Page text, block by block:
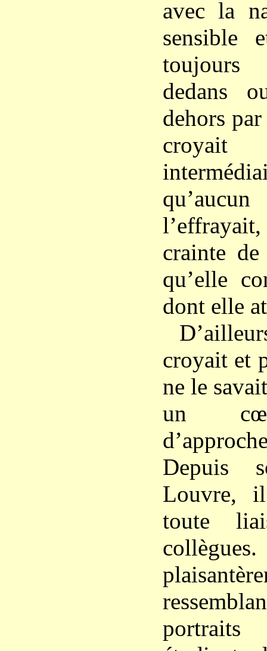
avec la
sensible
dedans
dehors
croyait
crainte
qu’elle
dont elle
croyait et
ne le
un
Depuis
Louvre,
toute